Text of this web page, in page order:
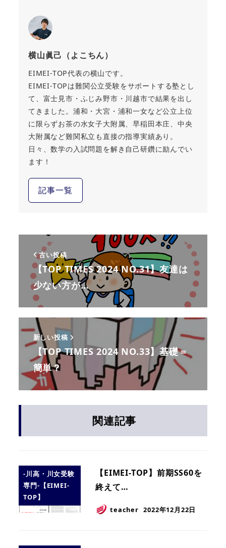
横山眞己（よこちん）
EIMEI-TOP代表の横山です。
EIMEI-TOPは難関公立受験をサポートする塾とし
て、富士見市・ふじみ野市・川越市で結果を出し
てきました。浦和・大宮・浦和一女など公立上位
に限らずお茶の水女子大附属、早稲田本庄、中央
大附属など難関私立も直接の指導実績あり。
日々、数学の入試問題を解き自己研鑽に励んでい
ます！
記事一覧
古い投稿
【TOP TIMES 2024 NO.31】友達は
少ない方が…
新しい投稿
【TOP TIMES 2024 NO.33】基礎＝
簡単？
関連記事
-川高・川女受験
専門-【EIMEI-
TOP】
【EIMEI-TOP】前期SS60を
終えて…
teacher 2022年12月22日